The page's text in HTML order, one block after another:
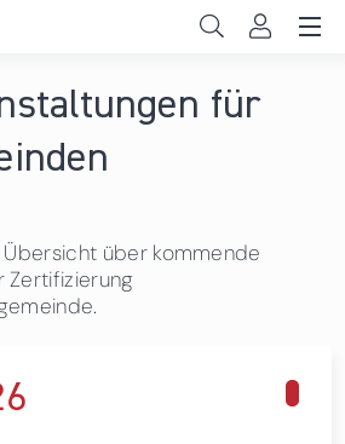
für
Übersicht über kommende
Zertifizierung